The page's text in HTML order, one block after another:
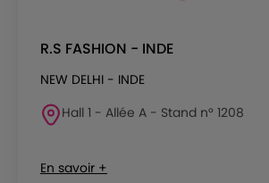
R.S FASHION - INDE
NEW DELHI - INDE
Hall 1 - Allée A - Stand n° 1208
En savoir +